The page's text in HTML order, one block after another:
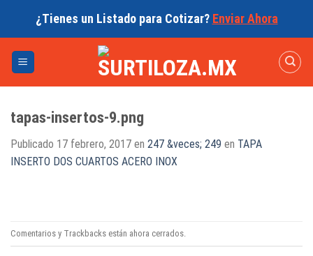
¿Tienes un Listado para Cotizar? Enviar Ahora
tapas-insertos-9.png
Publicado 17 febrero, 2017 en 247 &veces; 249 en TAPA
INSERTO DOS CUARTOS ACERO INOX
Comentarios y Trackbacks están ahora cerrados.